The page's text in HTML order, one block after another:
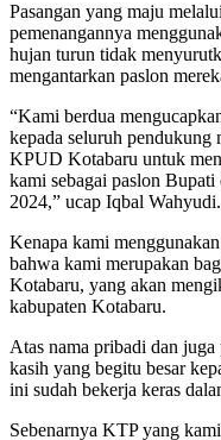
Pasangan yang maju
pemenangannya
hujan turun tidak
mengantarkan paslon
“Kami berdua
kepada seluruh pendukung
KPUD Kotabaru untuk
kami sebagai paslon
2024,” ucap Iqbal Wahyudi.
Kenapa kami
bahwa kami merupakan
Kotabaru, yang akan
kabupaten Kotabaru.
Atas nama pribadi dan juga
kasih yang begitu besar
ini sudah bekerja keras
Sebenarnya KTP yang